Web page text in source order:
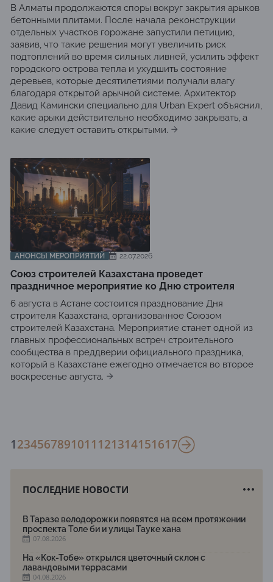
В Алматы продолжаются споры вокруг закрытия арыков
бетонными плитами. После начала реконструкции
отдельных участков горожане запустили петицию,
заявив, что такие решения могут увеличить риск
подтоплений во время сильных ливней, усилить эффект
городского острова тепла и ухудшить состояние
деревьев, которые десятилетиями получали влагу
благодаря открытой арычной системе. Архитектор
Давид Камински специально для Urban Expert объяснил,
какие арыки действительно необходимо закрывать, а
какие следует оставить открытыми.
АНОНСЫ МЕРОПРИЯТИЙ 22.07.2026
Союз строителей Казахстана проведет
праздничное мероприятие ко Дню строителя
6 августа в Астане состоится празднование Дня
строителя Казахстана, организованное Союзом
строителей Казахстана. Мероприятие станет одной из
главных профессиональных встреч строительного
сообщества в преддверии официального праздника,
который в Казахстане ежегодно отмечается во второе
воскресенье августа.
1234567891011121314151617
ПОСЛЕДНИЕ НОВОСТИ
В Таразе велодорожки появятся на всем протяжении
проспекта Толе би и улицы Тауке хана
07.08.2026
На «Кок-Тобе» открылся цветочный склон с
лавандовыми террасами
04.08.2026